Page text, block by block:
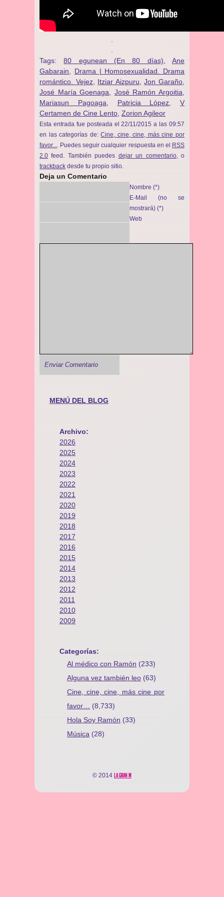
Tags:80 egunean (En 80 días) ,Ane
Gabarain
Drama | Homosexualidad. Drama
romántico. Vejez, Itziar Aizpuru ,Jon Garaño
José María Goenaga
José Ramón Argoitia
Mariasun Pagoaga
Patricia López
V
Certamen de Cine Lento Zorion Agileor
Esta entrada fue posteada el 22/11/2015 a las 09:57
en las categorías de:Cine, cine, cine, más cine por
favor...
. Puedes seguir cualquier respuesta en el RSS
2.0 feed. También puedes dejar un comentario, o
trackback desde tu propio sitio.
Deja un Comentario
Nombre (*)
E-Mail (no se
mostrará) (*)
Web
MENÚ DEL BLOG
Archivo:
2026
2025
2024
2023
2022
2021
2020
2019
2018
2017
2016
2015
2014
2013
2012
2011
2010
2009
Categorías:
Al médico con Ramón (233)
Alguna vez también leo (63)
Cine, cine, cine, más cine por
favor…
(8,733)
Hola Soy Ramón (33)
Música (28)
© 2014 LA GRAN M